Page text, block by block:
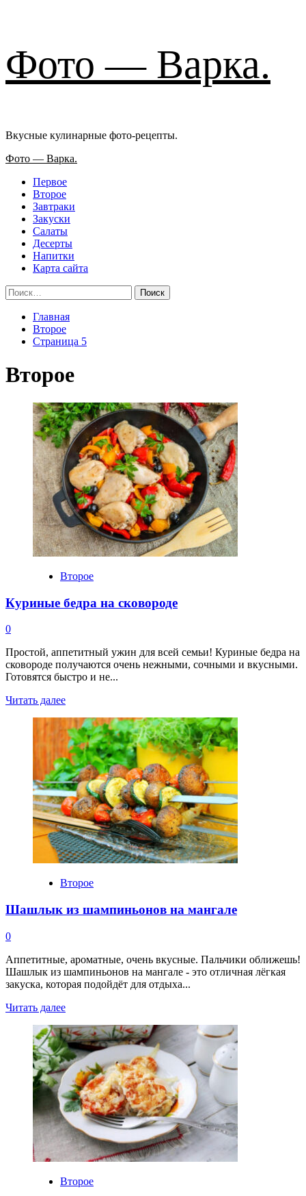
к
содержимому
Фото — Варка.
Вкусные кулинарные фото-рецепты.
Основное
Фото — Варка.
Первое
Второе
Завтраки
Закуски
Салаты
Десерты
Напитки
Карта сайта
Найти:
Главная
Второе
Страница 5
Второе
Второе
Куриные бедра на сковороде
0
Простой, аппетитный ужин для всей семьи! Куриные бедра на
сковороде получаются очень нежными, сочными и вкусными.
Готовятся быстро и не...
Читать далееПрочитать
Куриные
бедра
на
сковороде
Второе
Шашлык из шампиньонов на мангале
0
Аппетитные, ароматные, очень вкусные. Пальчики оближешь!
Шашлык из шампиньонов на мангале - это отличная лёгкая
закуска, которая подойдёт для отдыха...
Читать далееПрочитать
о
Шашлык
из
шампиньонов
на
мангале
Второе